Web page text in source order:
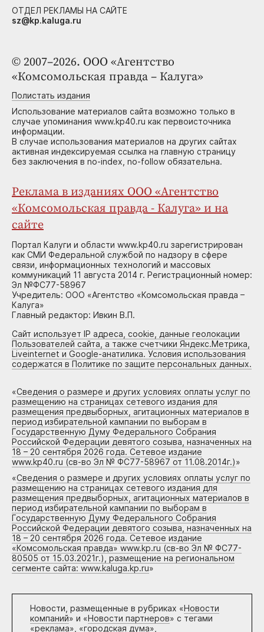
© 2007–2026. ООО «Агентство
«Комсомольская правда – Калуга»
Полистать издания
Использование материалов сайта возможно только в
случае упоминания www.kp40.ru как первоисточника
информации.
В случае использования материалов на других сайтах
активная индексируемая ссылка на главную страницу
без заключения в no-index, no-follow обязательна.
Реклама в изданиях ООО «Агентство
«Комсомольская правда - Калуга» и на
сайте
Портал Калуги и области www.kp40.ru зарегистрирован
как СМИ Федеральной службой по надзору в сфере
связи, информационных технологий и массовых
коммуникаций 11 августа 2014 г. Регистрационный номер:
Эл №ФС77-58967
Учредитель: ООО «Агентство «Комсомольская правда –
Калуга»
Главный редактор: Ивкин В.П.
Сайт использует IP адреса, cookie, данные геолокации
Пользователей сайта, а также счетчики Яндекс.Метрика,
Liveinternet и Google-анатилика. Условия использования
содержатся в Политике по защите персональных данных.
«Сведения о размере и других условиях оплаты услуг по
размещению на страницах сетевого издания для
размещения предвыборных, агитационных материалов в
период избирательной кампании по выборам в
Государственную Думу Федерального Собрания
Российской Федерации девятого созыва, назначенных на
18 – 20 сентября 2026 года. Сетевое издание
www.kp40.ru (св-во Эл № ФС77-58967 от 11.08.2014г.)»
«Сведения о размере и других условиях оплаты услуг по
размещению на страницах сетевого издания для
размещения предвыборных, агитационных материалов в
период избирательной кампании по выборам в
Государственную Думу Федерального Собрания
Российской Федерации девятого созыва, назначенных на
18 – 20 сентября 2026 года. Сетевое издание
«Комсомольская правда» www.kp.ru (св-во Эл № ФС77-
80505 от 15.03.2021г.), размещение на региональном
сегменте сайта: www.kaluga.kp.ru»
Новости, размещенные в рубриках «Новости
компаний» и «Новости партнеров» с тегами
«реклама», «городская дума»,
ОТДЕЛ РЕКЛАМЫ НА САЙТЕ
sz@kp.kaluga.ru